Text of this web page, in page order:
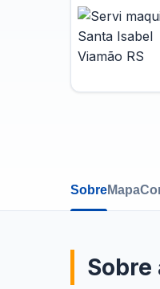
SobreMapa
Sobre